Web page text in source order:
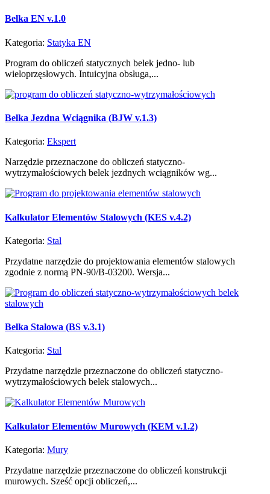
Belka EN v.1.0
Kategoria: Statyka EN
Program do obliczeń statycznych belek jedno- lub
wieloprzęsłowych. Intuicyjna obsługa,...
Belka Jezdna Wciągnika (BJW v.1.3)
Kategoria: Ekspert
Narzędzie przeznaczone do obliczeń statyczno-
wytrzymałościowych belek jezdnych wciągników wg...
Kalkulator Elementów Stalowych (KES v.4.2)
Kategoria: Stal
Przydatne narzędzie do projektowania elementów stalowych
zgodnie z normą PN-90/B-03200. Wersja...
Belka Stalowa (BS v.3.1)
Kategoria: Stal
Przydatne narzędzie przeznaczone do obliczeń statyczno-
wytrzymałościowych belek stalowych...
Kalkulator Elementów Murowych (KEM v.1.2)
Kategoria: Mury
Przydatne narzędzie przeznaczone do obliczeń konstrukcji
murowych. Sześć opcji obliczeń,...